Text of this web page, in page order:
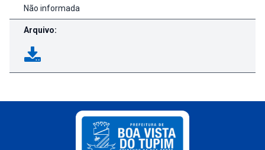
Não informada
Arquivo: